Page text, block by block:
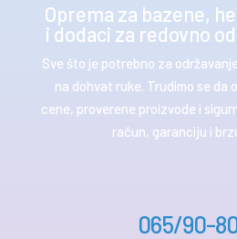
Oprema za bazene,
i dodaci za redovno
Sve što je potrebno za
na dohvat ruke. Trudimo se da
cene, proverene proizvode i
račun, garanciju i
065/90-